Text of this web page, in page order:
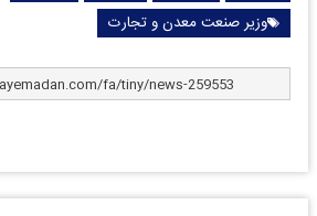
وزیر صنعت معدن و تجارت